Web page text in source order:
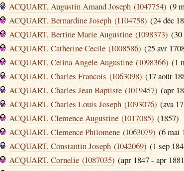
ACQUART, Augustin Amand Joseph (I047754) (9
ACQUART, Bernardine Joseph (I104758) (24 déc
ACQUART, Bertine Marie Augustine (I098373) (30
ACQUART, Catherine Cecile (I008586) (25 avr
ACQUART, Celina Angele Augustine (I098366) (1
ACQUART, Charles Francois (I063098) (17 août
ACQUART, Charles Jean Baptiste (I019457) (apr
ACQUART, Charles Louis Joseph (I093076) (ava
ACQUART, Clemence Augustine (I017085) (1857)
ACQUART, Clemence Philomene (I063079) (6 mai
ACQUART, Constantin Joseph (I042069) (1 sep
ACQUART, Cornelie (I087035) (apr 1847 - apr